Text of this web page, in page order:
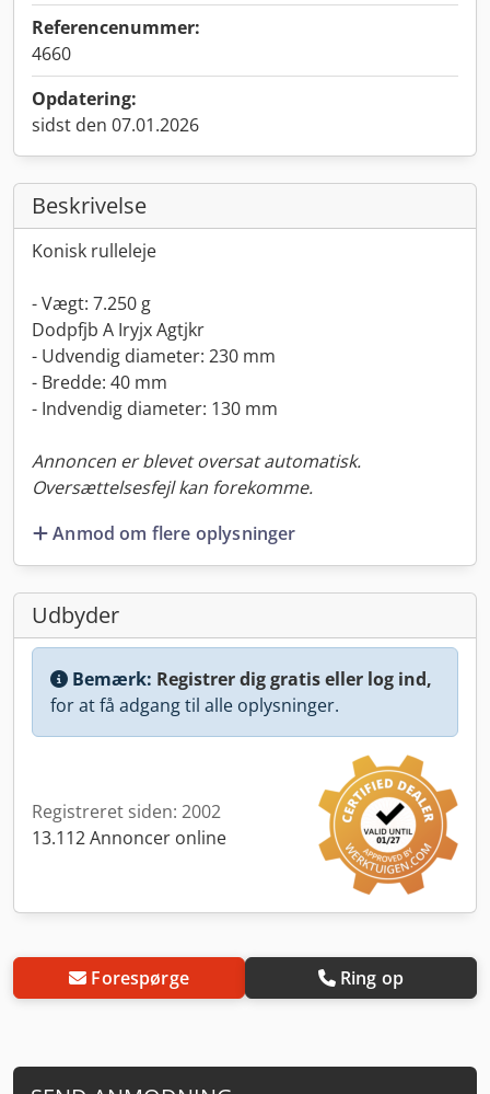
Referencenummer:
4660
Opdatering:
sidst den 07.01.2026
Beskrivelse
Konisk rulleleje
- Vægt: 7.250 g
Dodpfjb A Iryjx Agtjkr
- Udvendig diameter: 230 mm
- Bredde: 40 mm
- Indvendig diameter: 130 mm
Annoncen er blevet oversat automatisk.
Oversættelsesfejl kan forekomme.
Anmod om flere oplysninger
Udbyder
Bemærk: Registrer dig gratis eller log ind,
for at få adgang til alle oplysninger.
Registreret siden: 2002
13.112 Annoncer online
Forespørge Ring op